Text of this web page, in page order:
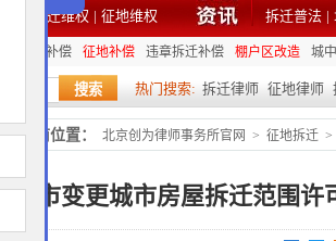
拆迁维权 | 征地维权
拆迁普法 |
房拆迁补偿 征地补偿 违章拆迁补偿 棚户区改造 城
热门搜索: 拆迁律师 征地律师
当前位置： 北京创为律师事务所官网 > 征地拆迁 >
阳市变更城市房屋拆迁范围许